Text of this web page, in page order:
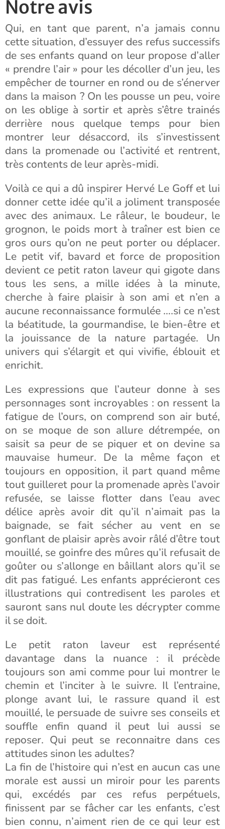
Notre avis
Qui, en tant que parent, n’a jamais connu
cette situation, d’essuyer des refus successifs
de ses enfants quand on leur propose d’aller
« prendre l’air » pour les décoller d’un jeu, les
empêcher de tourner en rond ou de s’énerver
dans la maison ? On les pousse un peu, voire
on les oblige à sortir et après s’être trainés
derrière nous quelque temps pour bien
montrer leur désaccord, ils s’investissent
dans la promenade ou l’activité et rentrent,
très contents de leur après-midi.
Voilà ce qui a dû inspirer Hervé Le Goff et lui
donner cette idée qu’il a joliment transposée
avec des animaux. Le râleur, le boudeur, le
grognon, le poids mort à traîner est bien ce
gros ours qu’on ne peut porter ou déplacer.
Le petit vif, bavard et force de proposition
devient ce petit raton laveur qui gigote dans
tous les sens, a mille idées à la minute,
cherche à faire plaisir à son ami et n’en a
aucune reconnaissance formulée ….si ce n’est
la béatitude, la gourmandise, le bien-être et
la jouissance de la nature partagée. Un
univers qui s’élargit et qui vivifie, éblouit et
enrichit.
Les expressions que l’auteur donne à ses
personnages sont incroyables : on ressent la
fatigue de l’ours, on comprend son air buté,
on se moque de son allure détrempée, on
saisit sa peur de se piquer et on devine sa
mauvaise humeur. De la même façon et
toujours en opposition, il part quand même
tout guilleret pour la promenade après l’avoir
refusée, se laisse flotter dans l’eau avec
délice après avoir dit qu’il n’aimait pas la
baignade, se fait sécher au vent en se
gonflant de plaisir après avoir râlé d’être tout
mouillé, se goinfre des mûres qu’il refusait de
goûter ou s’allonge en bâillant alors qu’il se
dit pas fatigué. Les enfants apprécieront ces
illustrations qui contredisent les paroles et
sauront sans nul doute les décrypter comme
il se doit.
Le petit raton laveur est représenté
davantage dans la nuance : il précède
toujours son ami comme pour lui montrer le
chemin et l’inciter à le suivre. Il l’entraine,
plonge avant lui, le rassure quand il est
mouillé, le persuade de suivre ses conseils et
souffle enfin quand il peut lui aussi se
reposer. Qui peut se reconnaitre dans ces
attitudes sinon les adultes?
La fin de l’histoire qui n’est en aucun cas une
morale est aussi un miroir pour les parents
qui, excédés par ces refus perpétuels,
finissent par se fâcher car les enfants, c’est
bien connu, n’aiment rien de ce qui leur est